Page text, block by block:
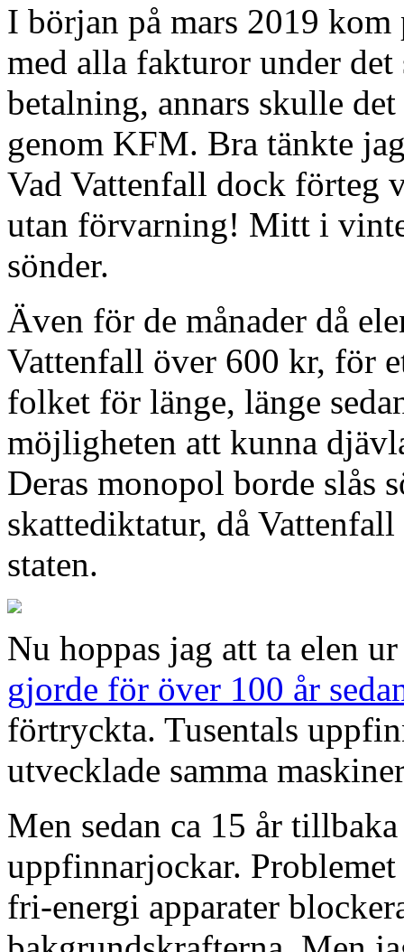
I början på mars 2019
med alla fakturor under det
betalning, annars skulle
genom KFM. Bra tänkte
Vad Vattenfall dock förteg
utan förvarning! Mitt i
sönder.
Även för de månader då
Vattenfall över 600 kr, för
folket för länge, länge
möjligheten att kunna
Deras monopol borde slås
skattediktatur, då
staten.
Nu hoppas jag att ta elen
gjorde för över 100 år
förtryckta. Tusentals
utvecklade samma
Men sedan ca 15 år
uppfinnarjockar.
fri-energi apparater